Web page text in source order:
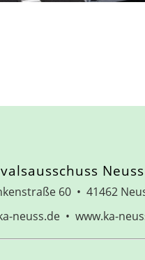
60 • 41462
neuss.de • www.ka-